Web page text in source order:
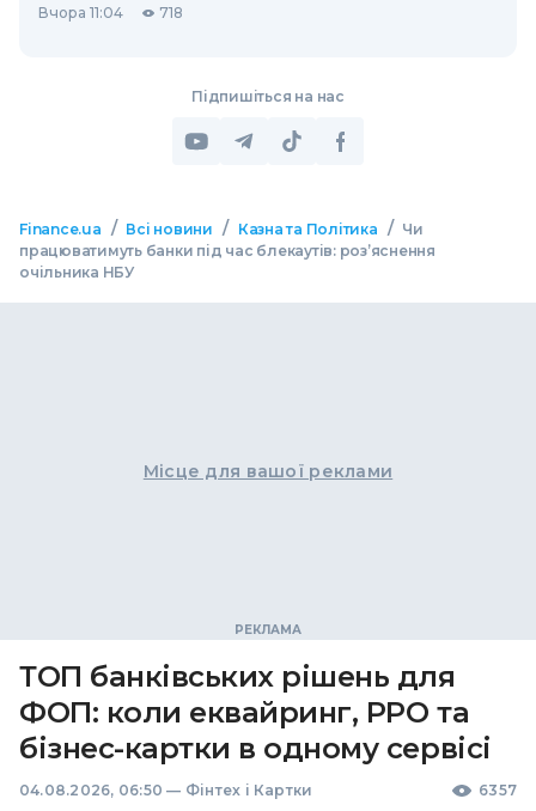
Вчора 11:04 718
Підпишіться на нас
Finance.ua / Всі новини / Казна та Політика / Чи
працюватимуть банки під час блекаутів: роз’яснення
очільника НБУ
Місце для вашої реклами
ТОП банківських рішень для
ФОП: коли еквайринг, РРО та
бізнес-картки в одному сервісі
04.08.2026, 06:50 — Фінтех і Картки 6357